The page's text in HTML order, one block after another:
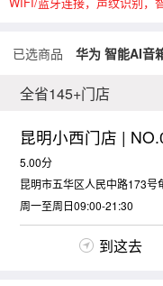
已选商品 华为 智能AI音
全省145+门店
昆明小西门店 |
5.00分
昆明市五华区人民中路173号
周一至周日09:00-21:30
到这去